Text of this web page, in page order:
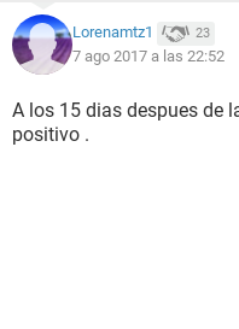
Lorenamtz1 23
7 ago 2017 a las 22:52
A los 15 dias despues de
positivo .